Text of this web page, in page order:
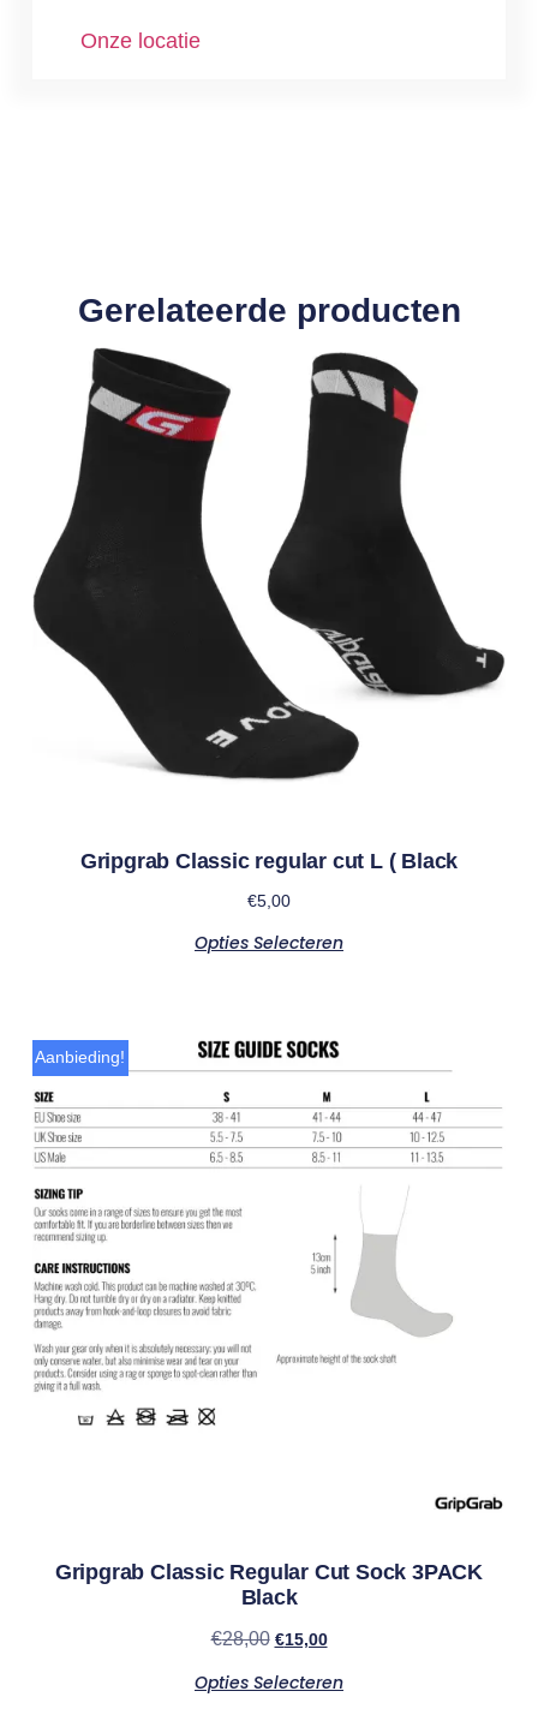
Onze locatie
Gerelateerde producten
Gripgrab Classic regular cut L ( Black
€5,00
Opties Selecteren
Aanbieding!
Gripgrab Classic Regular Cut Sock 3PACK
Black
€28,00 €15,00
Opties Selecteren